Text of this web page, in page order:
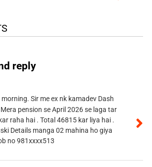
reply
Sir me ex nk kamadev Dash
pension se April 2026 se laga tar
raha hai . Total 46815 kar liya hai .
Details manga 02 mahina ho giya
no 981xxxx513